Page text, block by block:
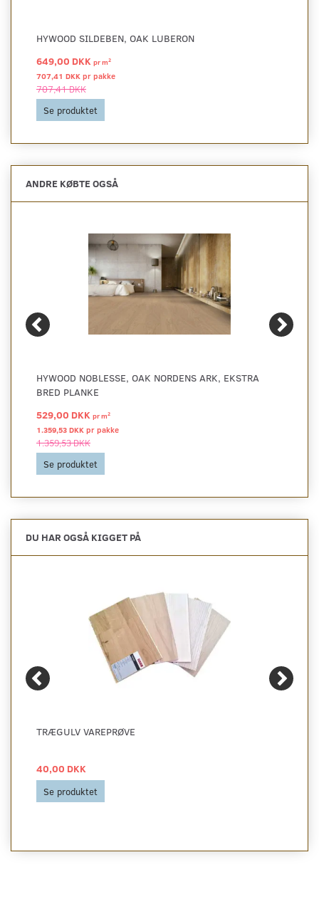
HYWOOD SILDEBEN, OAK LUBERON
649,00 DKK prm2
707,41 DKK pr pakke
707,41 DKK
Se produktet
ANDRE KØBTE OGSÅ
HYWOOD NOBLESSE, OAK NORDENS ARK, EKSTRA
BRED PLANKE
529,00 DKK prm2
1.359,53 DKK pr pakke
1.359,53 DKK
Se produktet
DU HAR OGSÅ KIGGET PÅ
TRÆGULV VAREPRØVE
40,00 DKK
Se produktet